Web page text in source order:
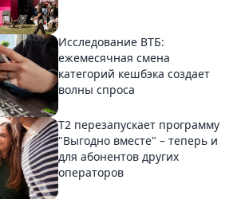
Исследование ВТБ:
ежемесячная смена
категорий кешбэка создает
волны спроса
Т2 перезапускает программу
"Выгодно вместе" – теперь и
для абонентов других
операторов